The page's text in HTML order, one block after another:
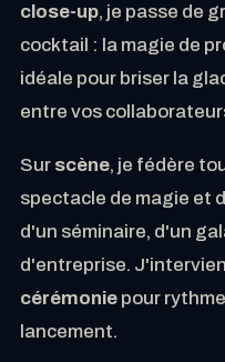
close-up, je passe de
cocktail : la magie de
idéale pour briser la
entre vos
Sur scène, je fédère
spectacle de magie et
d'un séminaire, d'un
d'entreprise.
cérémonie pour
lancement.